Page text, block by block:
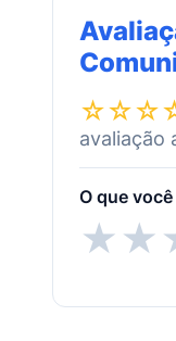
avaliação
O que
★★